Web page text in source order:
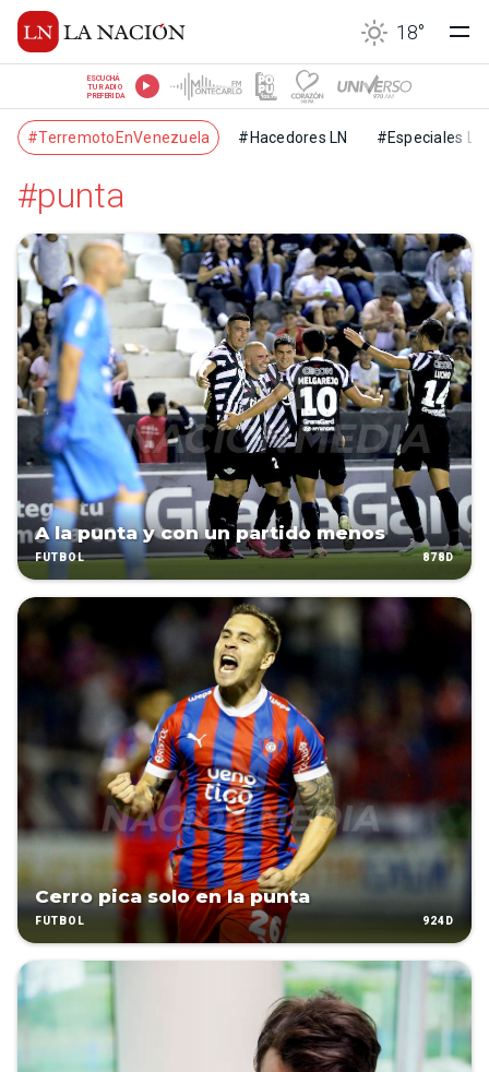
18°
ESCUCHÁ
TU RADIO
PREFERIDA
#TerremotoEnVenezuela #Hacedores LN #Especiales LN
#punta
A la punta y con un partido menos
FÚTBOL 878D
Cerro pica solo en la punta
FÚTBOL 924D